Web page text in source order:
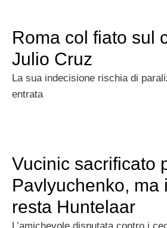
Roma col fiato sul
Julio Cruz
La sua indecisione rischia di
entrata
Vucinic sacrificato
Pavlyuchenko, ma
resta Huntelaar
L’amichevole disputata contro i